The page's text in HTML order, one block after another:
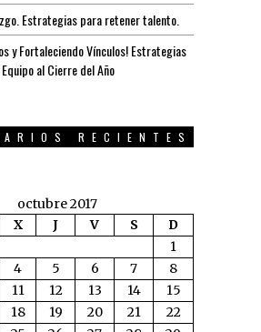
Estrategias para retener talento.
y Fortaleciendo Vínculos! Estrategias
al Cierre del Año
RECIENTES
octubre 2017
X J V S D
1
4 5 6 7
8
11 12 13 14
15
18 19 20 21
22